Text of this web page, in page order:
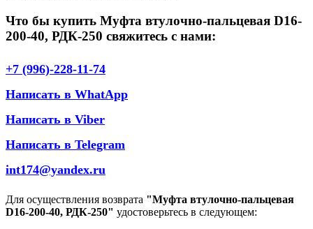
Что бы купить Муфта втулочно-пальцевая D16-
200-40, РДК-250 свяжитесь с нами:
+7 (996)-228-11-74
Написать в WhatApp
Написать в Viber
Написать в Telegram
int174@yandex.ru
Для осуществления возврата "Муфта втулочно-пальцевая
D16-200-40, РДК-250" удостоверьтесь в следующем: